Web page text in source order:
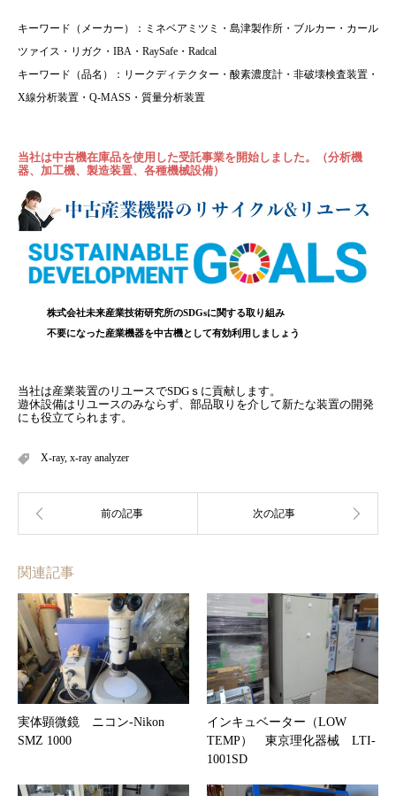
キーワード（メーカー）：ミネベアミツミ・島津製作所・ブルカー・カール
ツァイス・リガク・IBA・RaySafe・Radcal
キーワード（品名）：リークディテクター・酸素濃度計・非破壊検査装置・
X線分析装置・Q-MASS・質量分析装置
当社は中古機在庫品を使用した受託事業を開始しました。（分析機
器、加工機、製造装置、各種機械設備）
株式会社未来産業技術研究所のSDGsに関する取り組み
不要になった産業機器を中古機として有効利用しましょう
当社は産業装置のリユースでSDGｓに貢献します。
遊休設備はリユースのみならず、部品取りを介して新たな装置の開発
にも役立てられます。
X-ray, x-ray analyzer
関連記事
実体顕微鏡 ニコン-Nikon
SMZ 1000
インキュベーター（LOW
TEMP） 東京理化器械 LTI-
1001SD